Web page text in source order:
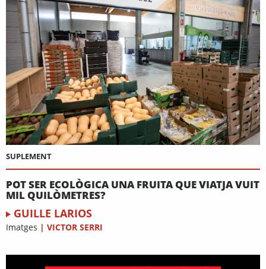
SUPLEMENT
POT SER ECOLÒGICA UNA FRUITA QUE VIATJA VUIT
MIL QUILÒMETRES?
GUILLE LARIOS
Imatges | VICTOR SERRI